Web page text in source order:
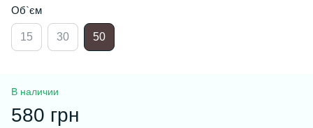
Об`єм
15 30 50
В наличии
580 грн